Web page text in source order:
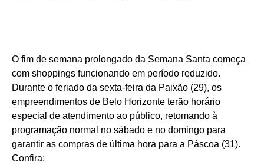
O fim de semana prolongado da Semana Santa começa
com shoppings funcionando em período reduzido.
Durante o feriado da sexta-feira da Paixão (29), os
empreendimentos de Belo Horizonte terão horário
especial de atendimento ao público, retomando à
programação normal no sábado e no domingo para
garantir as compras de última hora para a Páscoa (31).
Confira: